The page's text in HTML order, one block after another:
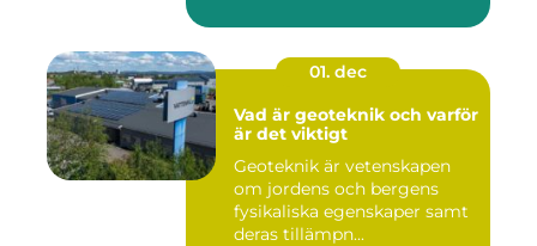
01. dec
Vad är geoteknik och varför
är det viktigt
Geoteknik är vetenskapen
om jordens och bergens
fysikaliska egenskaper samt
deras tillämpn...